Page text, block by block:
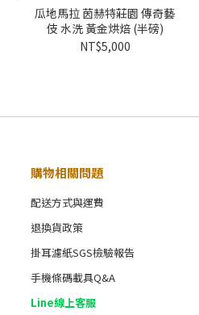
瓜地馬拉 茵赫特莊園 傳奇藝
伎 水洗 黃金烘焙 (半磅)
NT$5,000
購物相關問題
配送方式與運費
退換貨政策
掛耳濾紙SGS檢驗報告
手機條碼載具Q&A
Line線上客服